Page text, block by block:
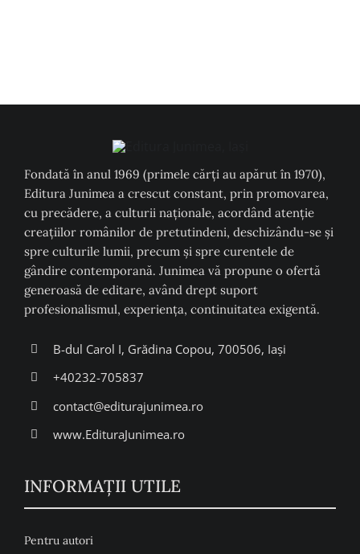
Fondată în anul 1969 (primele cărți au apărut în 1970),
Editura Junimea a crescut constant, prin promovarea,
cu precădere, a culturii naţionale, acordând atenţie
creaţiilor românilor de pretutindeni, deschizându-se şi
spre culturile lumii, precum şi spre curentele de
gândire contemporană. Junimea vă propune o ofertă
generoasă de editare, având drept suport
profesionalismul, experiența, continuitatea exigentă.
B-dul Carol I, Grădina Copou, 700506, Iași
+40232-705837
contact@editurajunimea.ro
www.EdituraJunimea.ro
INFORMAŢII UTILE
Pentru autori